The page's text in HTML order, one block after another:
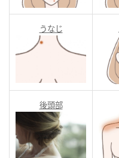
うなじ
後頭部